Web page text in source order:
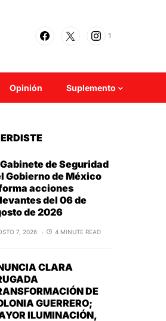
1
Opinión Suplemento
de Seguridad
Gobierno de México
acciones
del 06 de
de 2026
7, 2026 4 MINUTE READ
CLARA
DE
GUERRERO;
ILUMINACIÓN,